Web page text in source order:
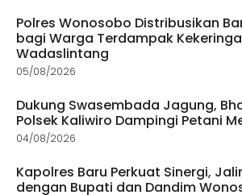
Polres Wonosobo Distribusikan
bagi Warga Terdampak
Wadaslintang
05/08/2026
Dukung Swasembada Jagung,
Polsek Kaliwiro Dampingi Petani
04/08/2026
Kapolres Baru Perkuat Sinergi,
dengan Bupati dan Dandim